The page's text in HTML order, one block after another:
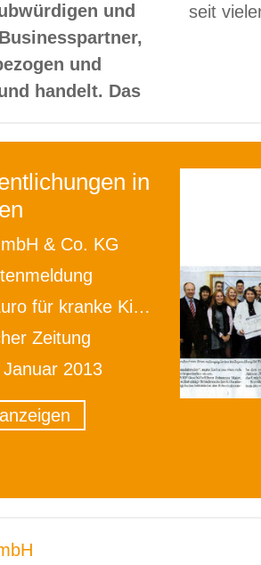
und
und
handelt. Das
seit
in
& Co. KG
für kranke Kinder
Zeitung
2013